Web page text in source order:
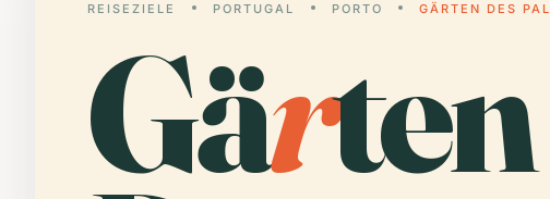
REISEZIELE PORTUGAL PORTO GÄRTEN DES
Gärten